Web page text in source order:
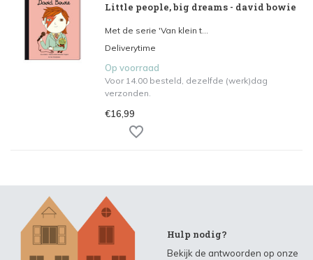
Little people, big dreams - david bowie
Met de serie 'Van klein t...
Deliverytime
Op voorraad
Voor 14.00 besteld, dezelfde (werk)dag
verzonden.
€16,99
Hulp nodig?
Bekijk de antwoorden op onze